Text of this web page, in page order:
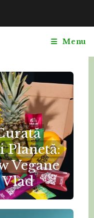
Menu
Planetă:
Vegane
Vlad